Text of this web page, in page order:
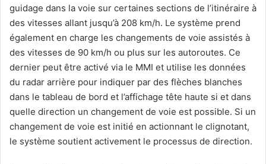
guidage dans la voie sur certaines sections de l’itinéraire à
des vitesses allant jusqu’à 208 km/h. Le système prend
également en charge les changements de voie assistés à
des vitesses de 90 km/h ou plus sur les autoroutes. Ce
dernier peut être activé via le MMI et utilise les données
du radar arrière pour indiquer par des flèches blanches
dans le tableau de bord et l’affichage tête haute si et dans
quelle direction un changement de voie est possible. Si un
changement de voie est initié en actionnant le clignotant,
le système soutient activement le processus de direction.